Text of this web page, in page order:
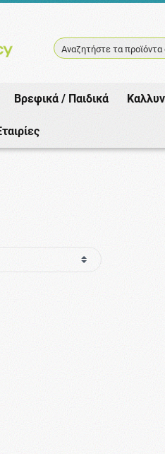
Αναζητήστε τα προϊόντα
Βρεφικά / Παιδικά
Μαλλιά